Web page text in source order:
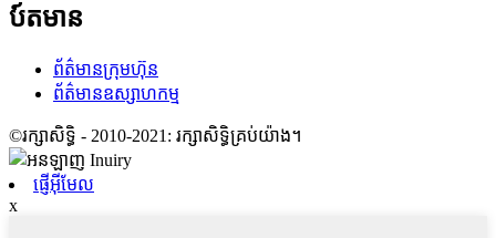
ប៍តមាន
ព័ត៌មានក្រុមហ៊ុន
ព័ត៌មានឧស្សាហកម្ម
©រក្សាសិទ្ធិ - 2010-2021: រក្សាសិទ្ធិគ្រប់យ៉ាង។
ផ្ញើអ៊ីមែល
x